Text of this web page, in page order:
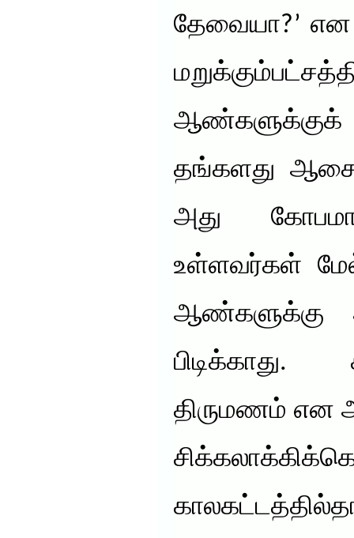
தேவையா?’
தங்களது
அது
உள்ளவர்கள்
ஆண்களுக்கு
திருமணம்